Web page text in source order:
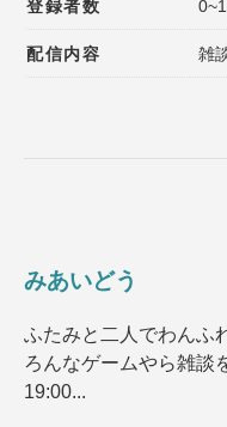
登録者数
配信内容 雑
みあいどう
ふたみと二人でわんふ
ろんなゲームやら雑
19:00...